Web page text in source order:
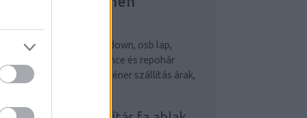
személyi edző
down, osb lap,
könyv, new balance és repohár
terembérlés, konténer szállítás árak,